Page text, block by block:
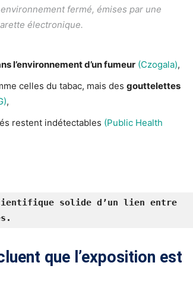
fermé, émises par une
électronique.
l’environnement d’un fumeur (Czogala),
celles du tabac, mais des gouttelettes
,
restent indétectables (Public Health
solide d’un lien entre
que l’exposition est